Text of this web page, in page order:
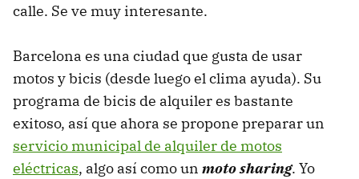
calle. Se ve muy interesante.
Barcelona es una ciudad que gusta de usar
motos y bicis (desde luego el clima ayuda). Su
programa de bicis de alquiler es bastante
exitoso, así que ahora se propone preparar un
servicio municipal de alquiler de motos
eléctricas, algo así como un moto sharing. Yo